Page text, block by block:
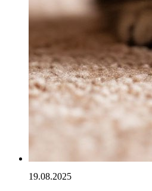
19.08.2025